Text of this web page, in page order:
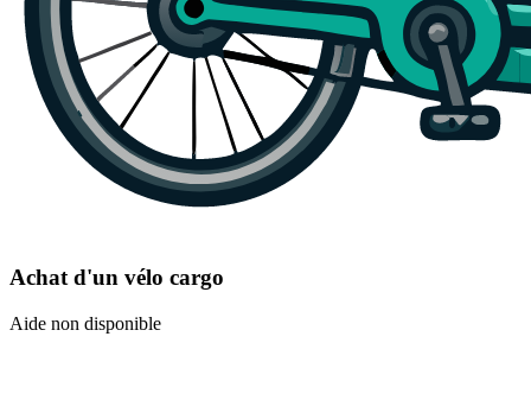
Achat d'un vélo cargo
Aide non disponible